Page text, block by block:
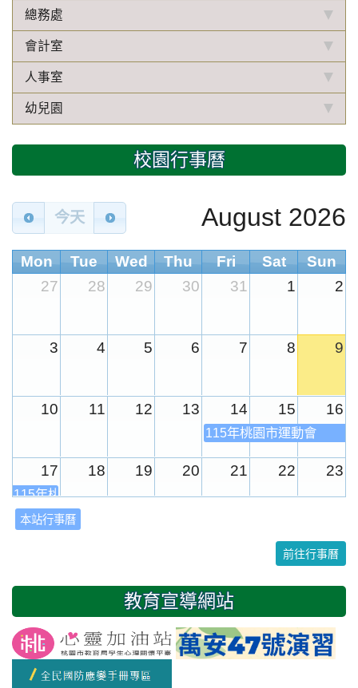
總務處
會計室
人事室
幼兒園
校園行事曆
今天 August 2026
Mon Tue Wed Thu Fri Sat
Sun
27
28 29 30 31 1 2
3 4 5 6 7 8 9
10 11 12 13 14 15 16
115年桃園市運動會
17 18 19 20 21 22 23
115年桃園市運動會
24
2 3
友善校園週
開學日
本站行事曆
前往行事曆
教育宣導網站